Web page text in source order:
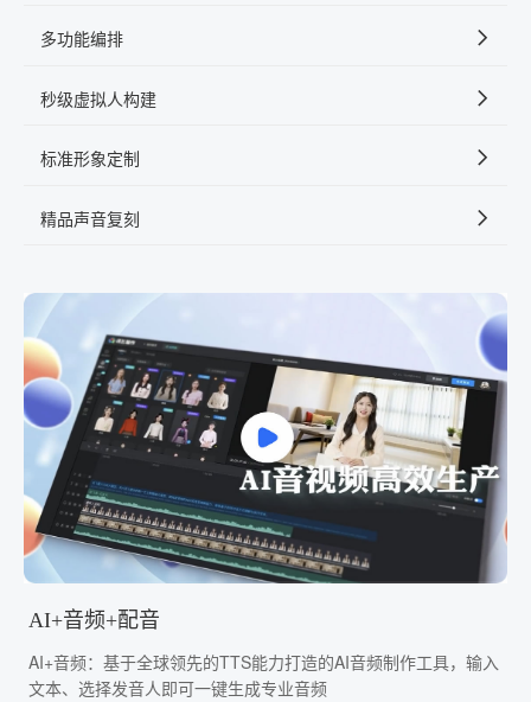
多功能编排
秒级虚拟人构建
标准形象定制
精品声音复刻
AI+音频+配音
AI+音频：基于全球领先的TTS能力打造的AI音频制作工具，输入
文本、选择发音人即可一键生成专业音频